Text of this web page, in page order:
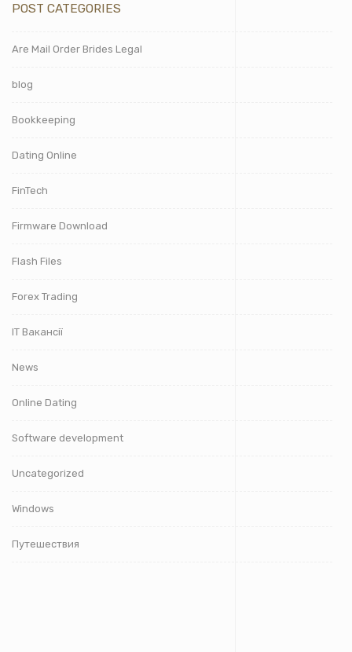
POST CATEGORIES
Are Mail Order Brides Legal
blog
Bookkeeping
Dating Online
FinTech
Firmware Download
Flash Files
Forex Trading
IT Вакансії
News
Online Dating
Software development
Uncategorized
Windows
Путешествия